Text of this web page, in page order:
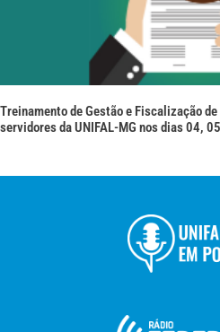
Treinamento de Gestão e Fiscalização
servidores da UNIFAL-MG nos dias 04,